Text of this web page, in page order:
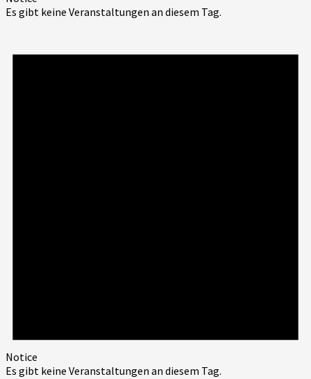
Es gibt keine Veranstaltungen an diesem Tag.
Notice
Es gibt keine Veranstaltungen an diesem Tag.